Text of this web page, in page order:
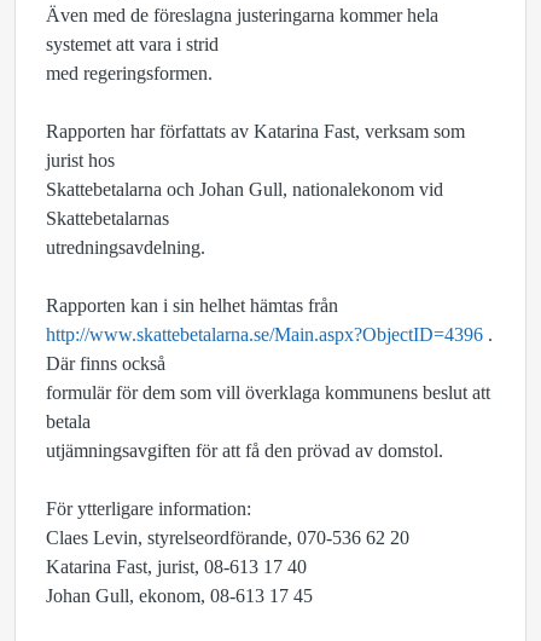
Även med de föreslagna justeringarna kommer hela
systemet att vara i strid
med regeringsformen.
Rapporten har författats av Katarina Fast, verksam som
jurist hos
Skattebetalarna och Johan Gull, nationalekonom vid
Skattebetalarnas
utredningsavdelning.
Rapporten kan i sin helhet hämtas från
http://www.skattebetalarna.se/Main.aspx?ObjectID=4396 .
Där finns också
formulär för dem som vill överklaga kommunens beslut att
betala
utjämningsavgiften för att få den prövad av domstol.
För ytterligare information:
Claes Levin, styrelseordförande, 070-536 62 20
Katarina Fast, jurist, 08-613 17 40
Johan Gull, ekonom, 08-613 17 45